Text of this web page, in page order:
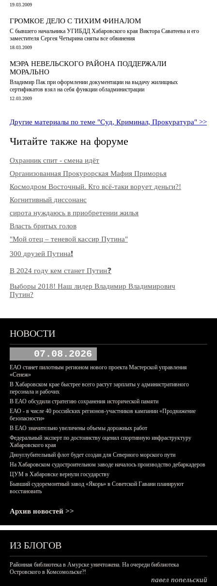
19.03.2009
ГРОМКОЕ ДЕЛО С ТИХИМ ФИНАЛОМ
С бывшего начальника УГИБДД Хабаровского края Виктора Саватеева и его
заместителя Сергея Четырина сняты все обвинения
18.03.2009
МЭРА НЕВЕЛЬСКОГО РАЙОНА ПОДДЕРЖАЛИ
МОРАЛЬНО
Владимир Пак при оформлении документации на выдачу жилищных
сертификатов взял на себя функции обладминистрации
12.03.2009
Другие материалы по теме "Суд, Криминал, Прокуратура" >>
Читайте также на форуме
Охранник спит - смена идёт
Организованная Прокурорская Мафия Приморья
Космодром Восточный. Кто всё-таки ворует деньги?!
Когнитивный диссонанс
сирота нуждаюсь в приобретении жилья
Власть бритых голов
"Мой отец – теневой кассир Путина"
300 друзей Путина❗️
В 2024 году кем станет Путин❓
Выборы 2018! Наш лидер Владимир Владимирович
Путин?
НОВОСТИ
07.08.2026
ЕАО станет пилотным регионом нового проекта Мастерской управления
«Сенеж»
В Хабаровском крае быстрее всего растут зарплаты у административного
персонала и рабочих
В ЕАО обсудили стратегию сохранения исторической памяти
ЕАО - в числе 40 российских регионов-участников кампании «Продвижение
безопасности»
В ЕАО значительно увеличены объемы дорожных работ
Федеральный эксперт по достоинству оценил спортивную инфраструктуру
Хабаровского края
Дноуглубительный флот будет создан для Северного морского пути
На Хабаровском судостроительном заводе началось производство дебаркадеров
ЦУМ в Хабаровске вернули государству
Бывший судоремонтный завод «Якорь» в Советской Гавани планируют
восстановить
Архив новостей >>
ИЗ БЛОГОВ
Районная библиотека в Амурске уничтожена. На очереди библиотека
Островского в Комсомольске?!
павел попельский